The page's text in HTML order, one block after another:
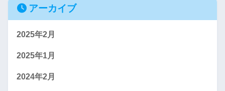
アーカイブ
2025年2月
2025年1月
2024年2月